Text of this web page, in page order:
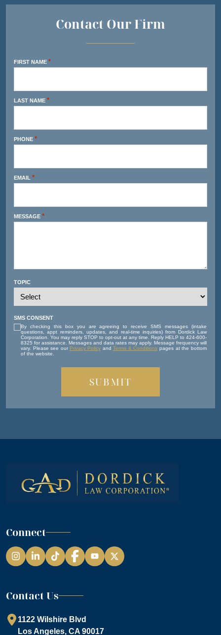
Contact Our Firm
FIRST NAME *
LAST NAME *
PHONE *
EMAIL *
MESSAGE *
TOPIC
SMS CONSENT
By checking this box you are agreeing to receive SMS messages (intake
questions, appt reminders, updates, and real-time inquiries) from Dordick Law
Corporation. You may reply STOP to opt-out at any time. Reply HELP to 424-600-
8325 for assistance. Messages and data rates may apply. Message frequency will
vary. Please see our Privacy Policy and Terms & Conditions pages at the bottom
of the website.
Connect
InstagramLinkedInTikTokFacebookYouTube
Contact Us
1122 Wilshire Blvd
Los Angeles, CA 90017